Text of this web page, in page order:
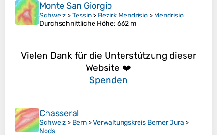
Monte San Giorgio
Schweiz >Tessin > Bezirk Mendrisio > Mendrisio
Durchschnittliche Höhe: 662 m
Vielen Dank für die Unterstützung dieser
Website ❤️
Spenden
Chasseral
Schweiz > Bern >Verwaltungskreis Berner Jura >
Nods